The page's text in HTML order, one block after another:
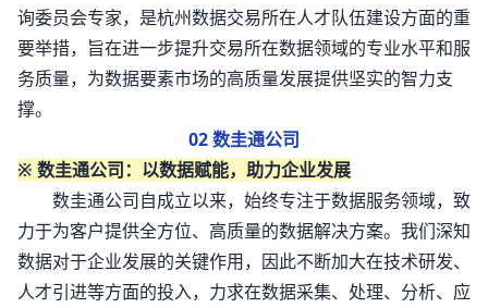
询委员会专家，是杭州数据交易所在人才队伍建设方面的重
要举措，旨在进一步提升交易所在数据领域的专业水平和服
务质量，为数据要素市场的高质量发展提供坚实的智力支
撑。
02 数圭通公司
※ 数圭通公司：以数据赋能，助力企业发展
数圭通公司自成立以来，始终专注于数据服务领域，致
力于为客户提供全方位、高质量的数据解决方案。我们深知
数据对于企业发展的关键作用，因此不断加大在技术研发、
人才引进等方面的投入，力求在数据采集、处理、分析、应